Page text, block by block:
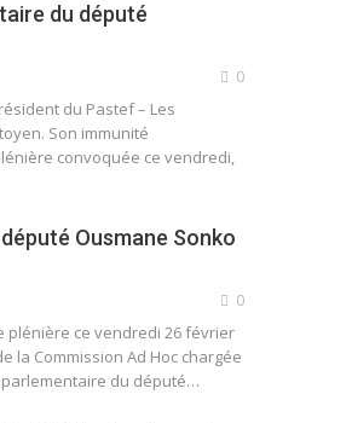
du député
0
du Pastef – Les
Son immunité
convoquée ce vendredi,
Ousmane Sonko
0
plénière ce vendredi 26 février
la Commission Ad Hoc chargée
du député…